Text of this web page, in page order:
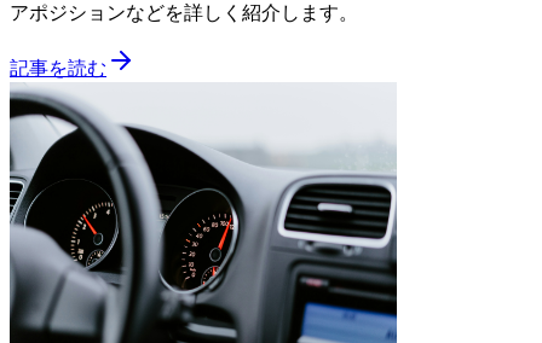
アポジションなどを詳しく紹介します。
記事を読む